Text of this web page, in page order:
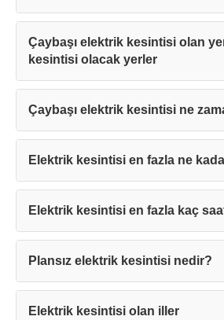
Çaybaşı elektrik kesintisi olan
kesintisi olacak yerler
Çaybaşı elektrik kesintisi ne
Elektrik kesintisi en fazla ne
Elektrik kesintisi en fazla kaç
Plansız elektrik kesintisi nedir?
Elektrik kesintisi olan iller
Mesajınız başarıyla
sürede sizinle iletişime